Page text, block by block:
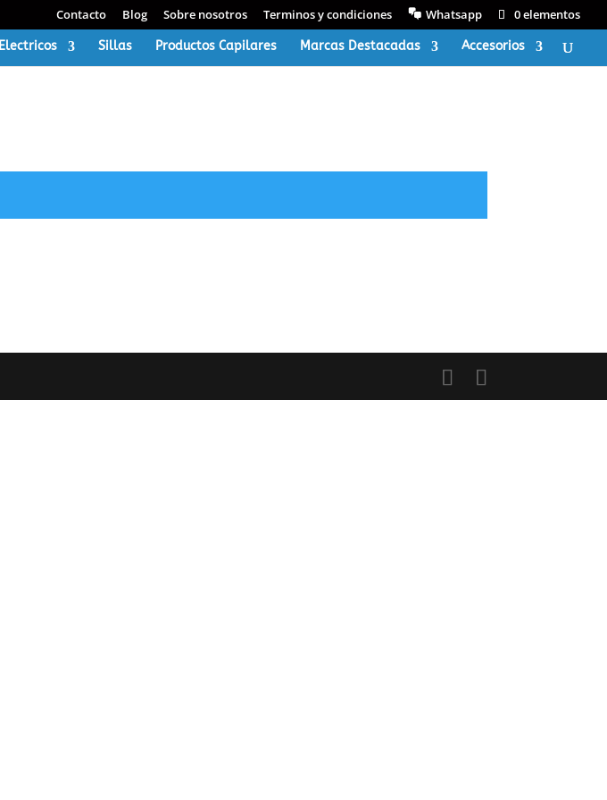
Contacto Blog Sobre nosotros Terminos y condiciones Whatsapp 0 elementos
Electricos Sillas Productos Capilares Marcas Destacadas Accesorios